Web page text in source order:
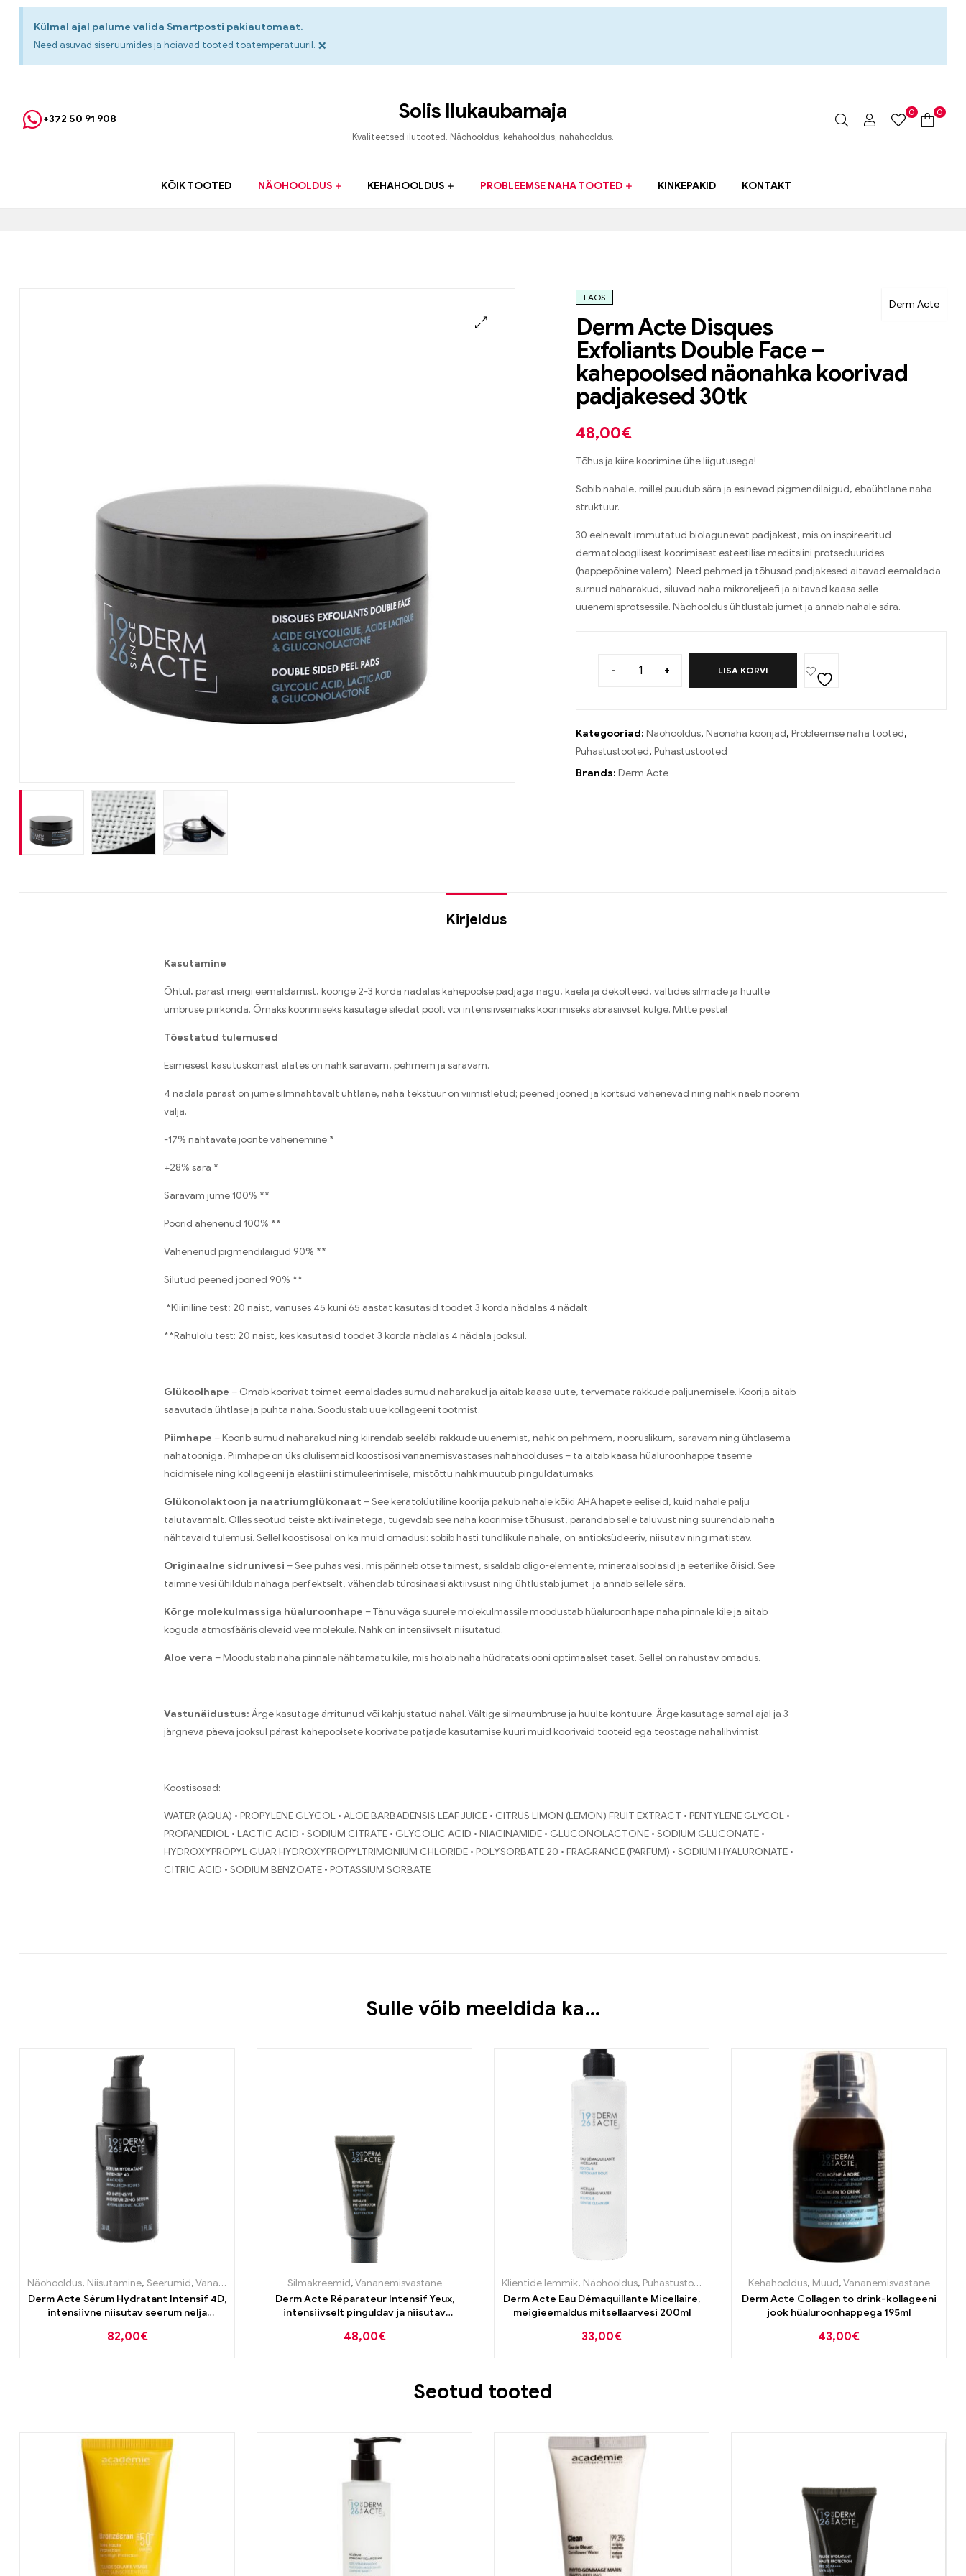
Külmal ajal palume valida Smartposti pakiautomaat.
Need asuvad siseruumides ja hoiavad tooted toatemperatuuril. ×
+372 50 91 908 Solis Ilukaubamaja
Kvaliteetsed ilutooted. Näohooldus, kehahooldus, nahahooldus.
0 0
KÕIK TOOTED NÄOHOOLDUS KEHAHOOLDUS PROBLEEMSE NAHA TOOTED KINKEPAKID KONTAKT
Derm Acte
LAOS
Derm Acte Disques
Exfoliants Double Face –
kahepoolsed näonahka koorivad
padjakesed 30tk
48,00€
Tõhus ja kiire koorimine ühe liigutusega!
Sobib nahale, millel puudub sära ja esinevad pigmendilaigud, ebaühtlane naha
struktuur.
30 eelnevalt immutatud biolagunevat padjakest, mis on inspireeritud
dermatoloogilisest koorimisest esteetilise meditsiini protseduurides
(happepõhine valem). Need pehmed ja tõhusad padjakesed aitavad eemaldada
surnud naharakud, siluvad naha mikroreljeefi ja aitavad kaasa selle
uuenemisprotsessile. Näohooldus ühtlustab jumet ja annab nahale sära.
- + LISA KORVI
Kategooriad: Näohooldus, Näonaha koorijad, Probleemse naha tooted,
Puhastustooted, Puhastustooted
Brands: Derm Acte
Kirjeldus
Kasutamine
Õhtul, pärast meigi eemaldamist, koorige 2-3 korda nädalas kahepoolse padjaga nägu, kaela ja dekolteed, vältides silmade ja huulte
ümbruse piirkonda. Õrnaks koorimiseks kasutage siledat poolt või intensiivsemaks koorimiseks abrasiivset külge. Mitte pesta!
Tõestatud tulemused
Esimesest kasutuskorrast alates on nahk säravam, pehmem ja säravam.
4 nädala pärast on jume silmnähtavalt ühtlane, naha tekstuur on viimistletud; peened jooned ja kortsud vähenevad ning nahk näeb noorem
välja.
-17% nähtavate joonte vähenemine *
+28% sära *
Säravam jume 100% **
Poorid ahenenud 100% **
Vähenenud pigmendilaigud 90% **
Silutud peened jooned 90% **
*Kliiniline test: 20 naist, vanuses 45 kuni 65 aastat kasutasid toodet 3 korda nädalas 4 nädalt.
**Rahulolu test: 20 naist, kes kasutasid toodet 3 korda nädalas 4 nädala jooksul.
Glükoolhape – Omab koorivat toimet eemaldades surnud naharakud ja aitab kaasa uute, tervemate rakkude paljunemisele. Koorija aitab
saavutada ühtlase ja puhta naha. Soodustab uue kollageeni tootmist.
Piimhape – Koorib surnud naharakud ning kiirendab seeläbi rakkude uuenemist, nahk on pehmem, nooruslikum, säravam ning ühtlasema
nahatooniga. Piimhape on üks olulisemaid koostisosi vananemisvastases nahahoolduses – ta aitab kaasa hüaluroonhappe taseme
hoidmisele ning kollageeni ja elastiini stimuleerimisele, mistõttu nahk muutub pinguldatumaks.
Glükonolaktoon ja naatriumglükonaat – See keratolüütiline koorija pakub nahale kõiki AHA hapete eeliseid, kuid nahale palju
talutavamalt. Olles seotud teiste aktiivainetega, tugevdab see naha koorimise tõhusust, parandab selle taluvust ning suurendab naha
nähtavaid tulemusi. Sellel koostisosal on ka muid omadusi: sobib hästi tundlikule nahale, on antioksüdeeriv, niisutav ning matistav.
Originaalne sidrunivesi – See puhas vesi, mis pärineb otse taimest, sisaldab oligo-elemente, mineraalsoolasid ja eeterlike õlisid. See
taimne vesi ühildub nahaga perfektselt, vähendab türosinaasi aktiivsust ning ühtlustab jumet ja annab sellele sära.
Kõrge molekulmassiga hüaluroonhape – Tänu väga suurele molekulmassile moodustab hüaluroonhape naha pinnale kile ja aitab
koguda atmosfääris olevaid vee molekule. Nahk on intensiivselt niisutatud.
Aloe vera – Moodustab naha pinnale nähtamatu kile, mis hoiab naha hüdratatsiooni optimaalset taset. Sellel on rahustav omadus.
Vastunäidustus: Ärge kasutage ärritunud või kahjustatud nahal. Vältige silmaümbruse ja huulte kontuure. Ärge kasutage samal ajal ja 3
järgneva päeva jooksul pärast kahepoolsete koorivate patjade kasutamise kuuri muid koorivaid tooteid ega teostage nahalihvimist.
Koostisosad:
WATER (AQUA) • PROPYLENE GLYCOL • ALOE BARBADENSIS LEAF JUICE • CITRUS LIMON (LEMON) FRUIT EXTRACT • PENTYLENE GLYCOL •
PROPANEDIOL • LACTIC ACID • SODIUM CITRATE • GLYCOLIC ACID • NIACINAMIDE • GLUCONOLACTONE • SODIUM GLUCONATE •
HYDROXYPROPYL GUAR HYDROXYPROPYLTRIMONIUM CHLORIDE • POLYSORBATE 20 • FRAGRANCE (PARFUM) • SODIUM HYALURONATE •
CITRIC ACID • SODIUM BENZOATE • POTASSIUM SORBATE
Sulle võib meeldida ka…
Näohooldus, Niisutamine, Seerumid,Vananemisvastane
Derm Acte Sérum Hydratant Intensif 4D,
intensiivne niisutav seerum nelja
82,00€
Silmakreemid,Vananemisvastane
Derm Acte Réparateur Intensif Yeux,
intensiivselt pinguldav ja niisutav
48,00€
Klientide lemmik, Näohooldus, Puhastustooted
Derm Acte Eau Démaquillante Micellaire,
meigieemaldus mitsellaarvesi 200ml
33,00€
Kehahooldus, Muud,Vananemisvastane
Derm Acte Collagen to drink-kollageeni
jook hüaluroonhappega 195ml
43,00€
Seotud tooted